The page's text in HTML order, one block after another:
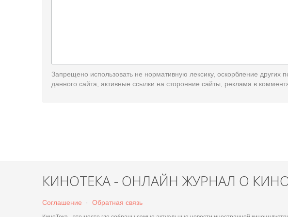
Запрещено использовать не нормативную лексику, оскорбление других
данного сайта, активные ссылки на сторонние сайты, реклама в
КИНОТЕКА - ОНЛАЙН ЖУРНАЛ О
Соглашение · Обратная связь